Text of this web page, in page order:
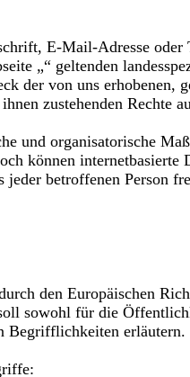
E-Mail-Adresse
„“ geltenden
von uns erhobenen,
zustehenden Rechte
und organisatorische
können
betroffenen Person
den Europäischen
sowohl für die
Begrifflichkeiten erläutern.